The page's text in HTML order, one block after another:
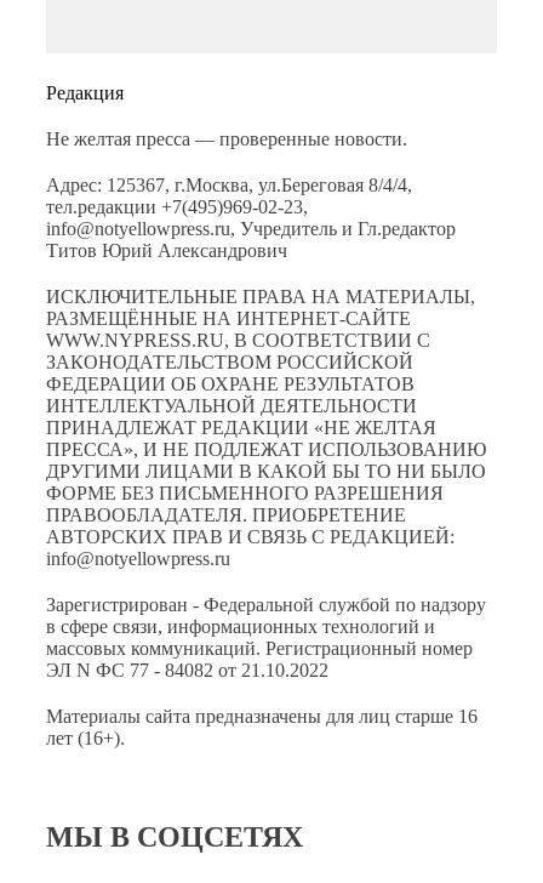
Редакция
Не желтая пресса — проверенные новости.
Адрес: 125367, г.Москва, ул.Береговая 8/4/4,
тел.редакции +7(495)969-02-23,
info@notyellowpress.ru, Учредитель и Гл.редактор
Титов Юрий Александрович
ИСКЛЮЧИТЕЛЬНЫЕ ПРАВА НА МАТЕРИАЛЫ,
РАЗМЕЩЁННЫЕ НА ИНТЕРНЕТ-САЙТЕ
WWW.NYPRESS.RU, В СООТВЕТСТВИИ С
ЗАКОНОДАТЕЛЬСТВОМ РОССИЙСКОЙ
ФЕДЕРАЦИИ ОБ ОХРАНЕ РЕЗУЛЬТАТОВ
ИНТЕЛЛЕКТУАЛЬНОЙ ДЕЯТЕЛЬНОСТИ
ПРИНАДЛЕЖАТ РЕДАКЦИИ «НЕ ЖЕЛТАЯ
ПРЕССА», И НЕ ПОДЛЕЖАТ ИСПОЛЬЗОВАНИЮ
ДРУГИМИ ЛИЦАМИ В КАКОЙ БЫ ТО НИ БЫЛО
ФОРМЕ БЕЗ ПИСЬМЕННОГО РАЗРЕШЕНИЯ
ПРАВООБЛАДАТЕЛЯ. ПРИОБРЕТЕНИЕ
АВТОРСКИХ ПРАВ И СВЯЗЬ С РЕДАКЦИЕЙ:
info@notyellowpress.ru
Зарегистрирован - Федеральной службой по надзору
в сфере связи, информационных технологий и
массовых коммуникаций. Регистрационный номер
ЭЛ N ФС 77 - 84082 от 21.10.2022
Материалы сайта предназначены для лиц старше 16
лет (16+).
МЫ В СОЦСЕТЯХ